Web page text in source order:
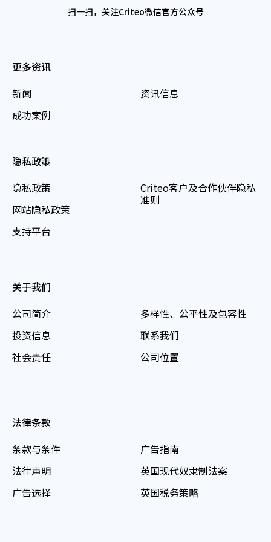
扫一扫，关注Criteo微信官方公众号
更多资讯
新闻
成功案例
资讯信息
隐私政策
隐私政策
网站隐私政策
支持平台
Criteo客户及合作伙伴隐私
准则
关于我们
公司简介
投资信息
社会责任
多样性、公平性及包容性
联系我们
公司位置
法律条款
条款与条件
法律声明
广告选择
广告指南
英国现代奴隶制法案
英国税务策略